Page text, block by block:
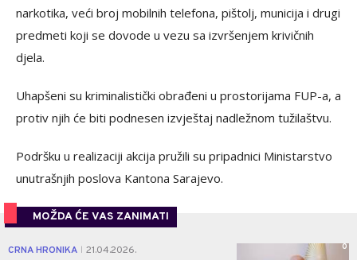
narkotika, veći broj mobilnih telefona, pištolj, municija i drugi
predmeti koji se dovode u vezu sa izvršenjem krivičnih
djela.
Uhapšeni su kriminalistički obrađeni u prostorijama FUP-a, a
protiv njih će biti podnesen izvještaj nadležnom tužilaštvu.
Podršku u realizaciji akcija pružili su pripadnici Ministarstvo
unutrašnjih poslova Kantona Sarajevo.
MOŽDA ĆE VAS ZANIMATI
CRNA HRONIKA 21.04.2026. 0